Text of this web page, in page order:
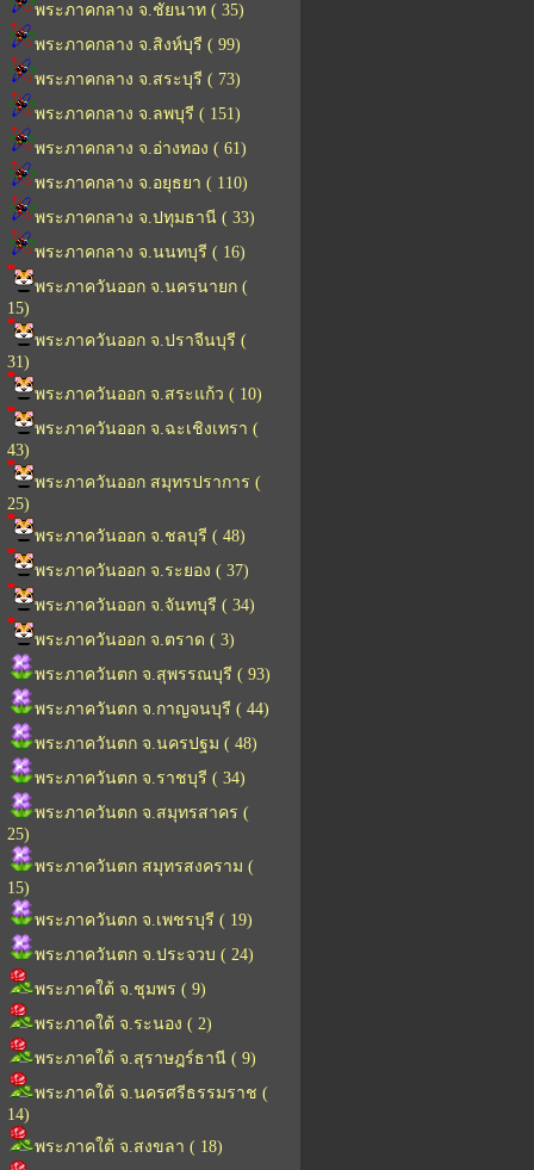
พระภาคกลาง จ.ชัยนาท ( 35)
พระภาคกลาง จ.สิงห์บุรี ( 99)
พระภาคกลาง จ.สระบุรี ( 73)
พระภาคกลาง จ.ลพบุรี ( 151)
พระภาคกลาง จ.อ่างทอง ( 61)
พระภาคกลาง จ.อยุธยา ( 110)
พระภาคกลาง จ.ปทุมธานี ( 33)
พระภาคกลาง จ.นนทบุรี ( 16)
พระภาควันออก จ.นครนายก (
15)
พระภาควันออก จ.ปราจีนบุรี (
31)
พระภาควันออก จ.สระแก้ว ( 10)
พระภาควันออก จ.ฉะเชิงเทรา (
43)
พระภาควันออก สมุทรปราการ (
25)
พระภาควันออก จ.ชลบุรี ( 48)
พระภาควันออก จ.ระยอง ( 37)
พระภาควันออก จ.จันทบุรี ( 34)
พระภาควันออก จ.ตราด ( 3)
พระภาควันตก จ.สุพรรณบุรี ( 93)
พระภาควันตก จ.กาญจนบุรี ( 44)
พระภาควันตก จ.นครปฐม ( 48)
พระภาควันตก จ.ราชบุรี ( 34)
พระภาควันตก จ.สมุทรสาคร (
25)
พระภาควันตก สมุทรสงคราม (
15)
พระภาควันตก จ.เพชรบุรี ( 19)
พระภาควันตก จ.ประจวบ ( 24)
พระภาคใต้ จ.ชุมพร ( 9)
พระภาคใต้ จ.ระนอง ( 2)
พระภาคใต้ จ.สุราษฎร์ธานี ( 9)
พระภาคใต้ จ.นครศรีธรรมราช (
14)
พระภาคใต้ จ.สงขลา ( 18)